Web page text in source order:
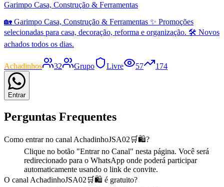
Garimpo Casa, Construção & Ferramentas
🏡 Garimpo Casa, Construção & Ferramentas ✨ Promoções
selecionadas para casa, decoração, reforma e organização. 🛠️ Novos
achados todos os dias.
Achadinhos 32 Grupo Livre 57 174
Entrar
Perguntas Frequentes
Como entrar no canal AchadinhoJSA02🛒🛍️?
Clique no botão "Entrar no Canal" nesta página. Você será
redirecionado para o WhatsApp onde poderá participar
automaticamente usando o link de convite.
O canal AchadinhoJSA02🛒🛍️ é gratuito?